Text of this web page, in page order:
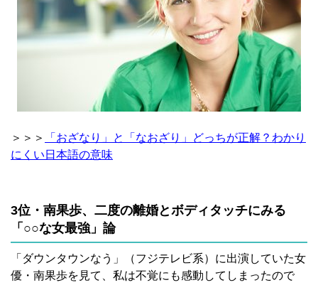
＞＞＞
「おざなり」と「なおざり」どっちが正解？わかり
にくい日本語の意味
3位・南果歩、二度の離婚とボディタッチにみる
「○○な女最強」論
「ダウンタウンなう」（フジテレビ系）に出演していた女
優・南果歩を見て、私は不覚にも感動してしまったので